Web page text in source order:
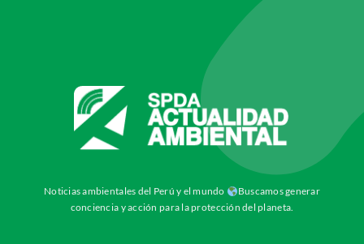
Noticias ambientales del Perú y el mundo
Buscamos generar
conciencia y acción para la protección del planeta.